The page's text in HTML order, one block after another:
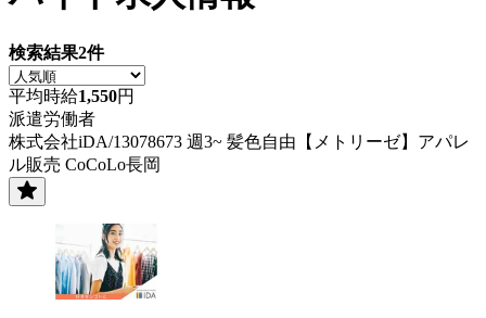
検索結果2件
平均時給1,550円
派遣労働者
株式会社iDA/13078673 週3~ 髪色自由【メトリーゼ】アパレ
ル販売 CoCoLo長岡